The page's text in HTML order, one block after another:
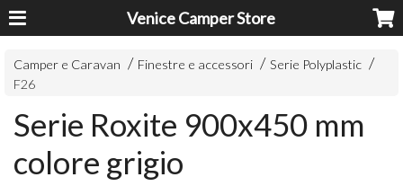
Venice Camper Store
Camper e Caravan Finestre e accessori
Serie Polyplastic
F26
Serie Roxite 900x450 mm
colore grigio